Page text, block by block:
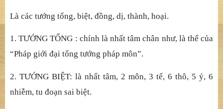
Là các tướng tổng, biệt, đồng, dị, thành, hoại.
1. TƯỚNG TỔNG : chính là nhất tâm chân như, là thể của
“Pháp giới đại tổng tướng pháp môn”.
2. TƯỚNG BIỆT: là nhất tâm, 2 môn, 3 tế, 6 thô, 5 ý, 6
nhiễm, tu đoạn sai biệt.